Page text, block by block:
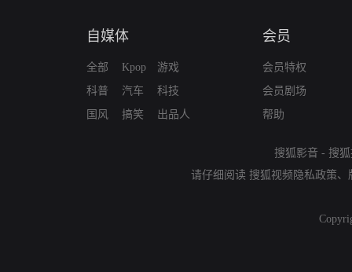
自媒体
全部
科普
国风
Kpop
汽车
搞笑
游戏
科技
出品人
会员
会员特权
会员剧场
帮助
搜狐影音 - 搜
请仔细阅读 搜狐视频隐私政策、